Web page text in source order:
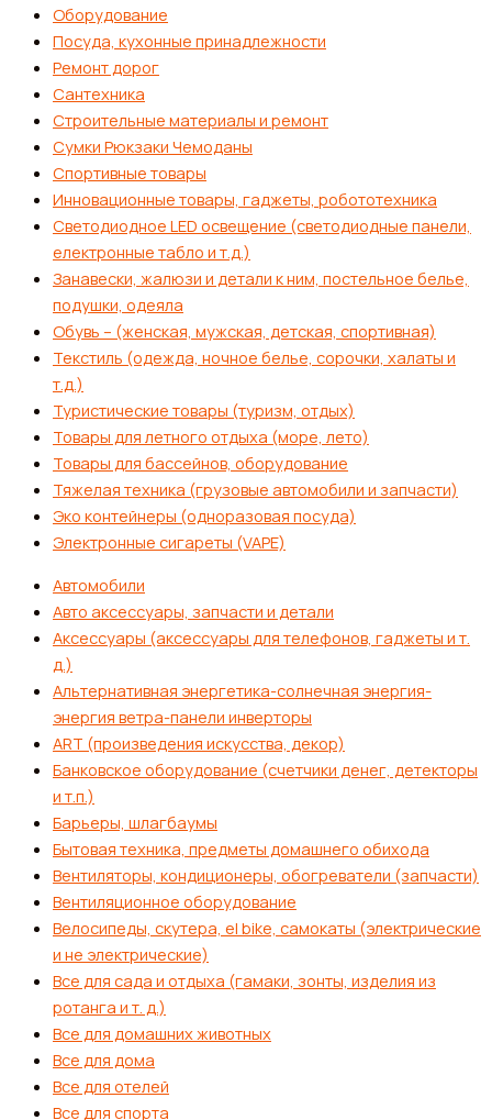
Оборудование
Посуда, кухонные принадлежности
Ремонт дорог
Сантехника
Строительные материалы и ремонт
Сумки Рюкзаки Чемоданы
Спортивные товары
Инновационные товары, гаджеты, робототехника
Светодиодное LED освещение (светодиодные панели,
електронные табло и т.д.)
Занавески, жалюзи и детали к ним, постельное белье,
подушки, одеяла
Обувь – (женская, мужская, детская, спортивная)
Текстиль (одежда, ночное белье, сорочки, халаты и
т.д.)
Туристические товары (туризм, отдых)
Товары для летного отдыха (море, лето)
Товары для бассейнов, оборудование
Тяжелая техника (грузовые автомобили и запчасти)
Эко контейнеры (одноразовая посуда)
Электронные сигареты (VAPE)
Автомобили
Авто аксессуары, запчасти и детали
Аксессуары (аксессуары для телефонов, гаджеты и т.
д.)
Альтернативная энергетика-солнечная энергия-
энергия ветра-панели инверторы
ART (произведения искусства, декор)
Банковское оборудование (счетчики денег, детекторы
и т.п.)
Барьеры, шлагбаумы
Бытовая техника, предметы домашнего обихода
Вентиляторы, кондиционеры, обогреватели (запчасти)
Вентиляционное оборудование
Велосипеды, скутера, el bike, самокаты (электрические
и не электрические)
Все для сада и отдыха (гамаки, зонты, изделия из
ротанга и т. д.)
Все для домашних животных
Все для дома
Все для отелей
Все для спорта